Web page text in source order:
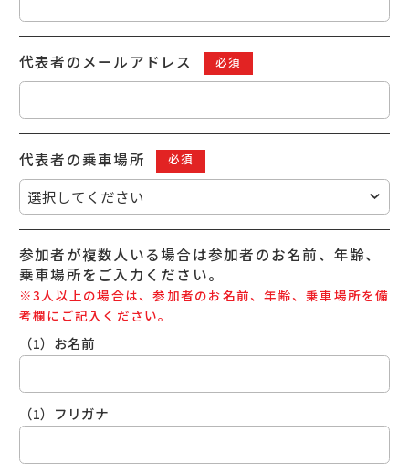
代表者の メールアドレス 必須
代表者の乗車場所 必須
参加者が複数人いる場合は参加者のお名前、年齢、
乗車場所をご入力ください。
※3人以上の場合は、参加者のお名前、年齢、乗車場所を備
考欄にご記入ください。
（1）お名前
（1）フリガナ